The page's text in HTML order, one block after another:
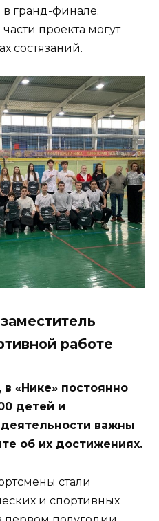
в гранд-финале.
проекта могут
состязаний.
работе
«Нике» постоянно
детей и
важны
об их достижениях.
стали
и спортивных